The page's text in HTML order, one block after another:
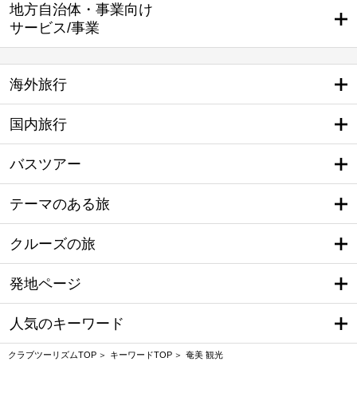
地方自治体・事業向け
サービス/事業
海外旅行
国内旅行
バスツアー
テーマのある旅
クルーズの旅
発地ページ
人気のキーワード
クラブツーリズムTOP キーワードTOP 奄美 観光